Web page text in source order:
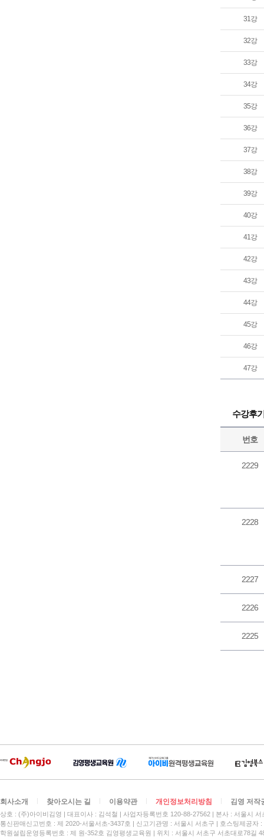
31강
32강
33강
34강
35강
36강
37강
38강
39강
40강
41강
42강
43강
44강
45강
46강
47강
수강후
번호
2229
2228
2227
2226
2225
회사소개 찾아오시는 길 이용약관 개인정보처리방침 김영 저작
상호 : (주)아이비김영 대표이사 : 김석철 사업자등록번호 120-88-27562
본사 : 서울시
통신판매신고번호 : 제 2020-서울서초-3437호
신고기관명 : 서울시 서초구
호스팅제공자
학원설립운영등록번호 : 제 원-352호 김영평생교육원 | 위치 : 서울시 서초구 서초대로78길